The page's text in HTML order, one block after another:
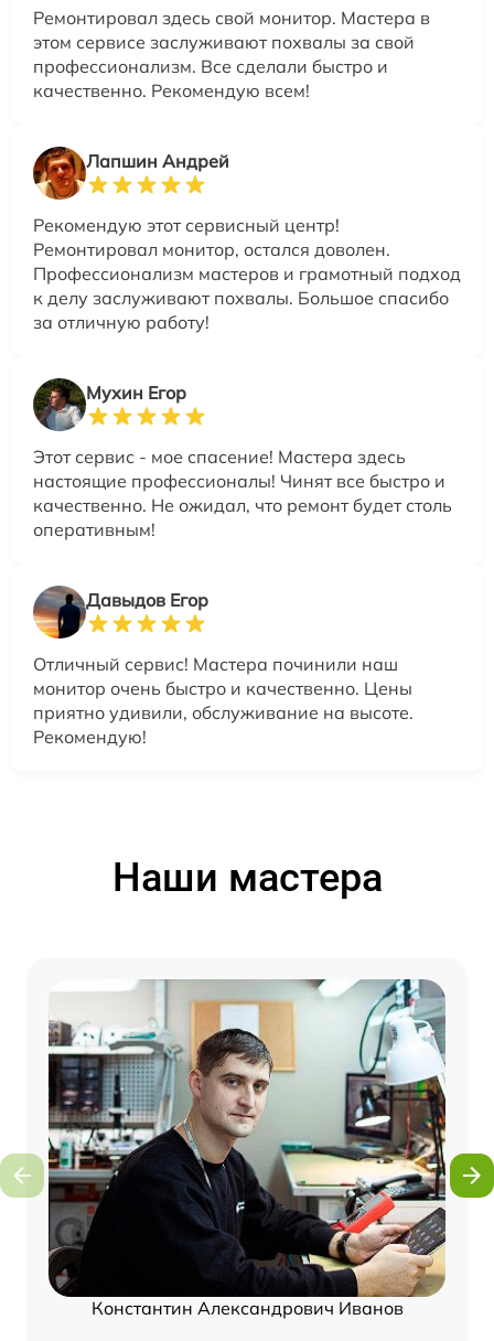
Ремонтировал здесь свой монитор. Мастера в
этом сервисе заслуживают похвалы за свой
профессионализм. Все сделали быстро и
качественно. Рекомендую всем!
Лапшин Андрей
Рекомендую этот сервисный центр!
Ремонтировал монитор, остался доволен.
Профессионализм мастеров и грамотный подход
к делу заслуживают похвалы. Большое спасибо
за отличную работу!
Мухин Егор
Этот сервис - мое спасение! Мастера здесь
настоящие профессионалы! Чинят все быстро и
качественно. Не ожидал, что ремонт будет столь
оперативным!
Давыдов Егор
Отличный сервис! Мастера починили наш
монитор очень быстро и качественно. Цены
приятно удивили, обслуживание на высоте.
Рекомендую!
Наши мастера
Константин Александрович Иванов